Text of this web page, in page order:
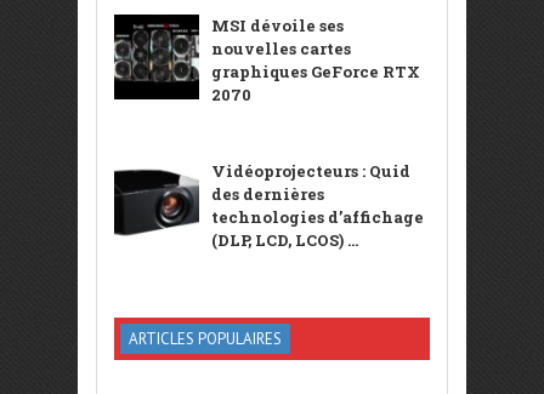
MSI dévoile ses
nouvelles cartes
graphiques GeForce RTX
2070
Vidéoprojecteurs : Quid
des dernières
technologies d’affichage
(DLP, LCD, LCOS) ...
ARTICLES POPULAIRES